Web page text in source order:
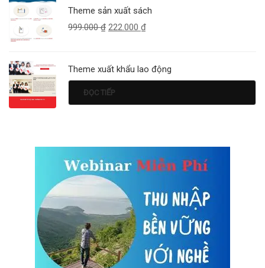
Theme sản xuất sách
999.000₫ 222.000 ₫
Theme xuất khẩu lao động
ĐỌC TIẾP